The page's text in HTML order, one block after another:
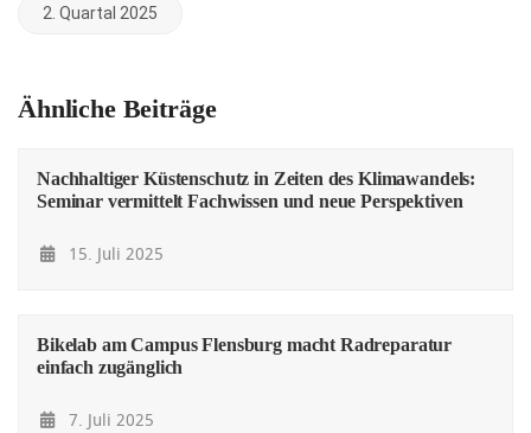
2. Quartal 2025
Ähnliche Beiträge
Nachhaltiger Küstenschutz in Zeiten des Klimawandels:
Seminar vermittelt Fachwissen und neue Perspektiven
15. Juli 2025
Bikelab am Campus Flensburg macht Radreparatur
einfach zugänglich
7. Juli 2025